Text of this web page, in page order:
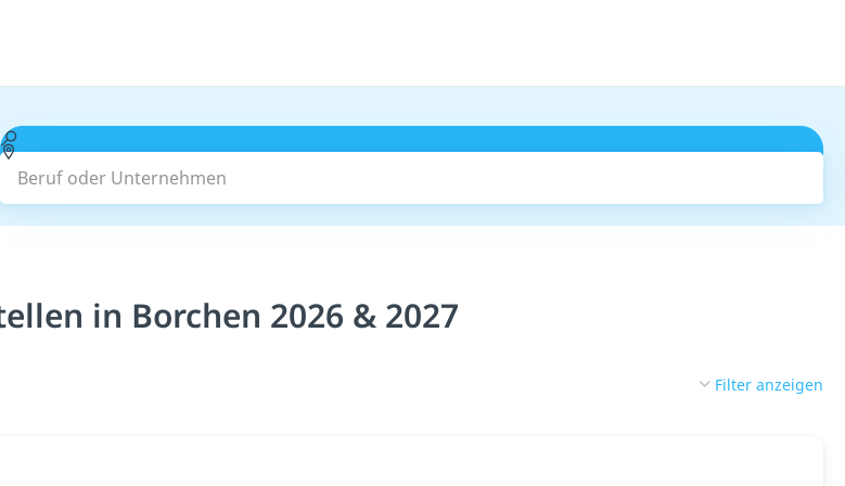
Beruf oder Unternehmen
in Borchen 2026 & 2027
Filter anzeigen